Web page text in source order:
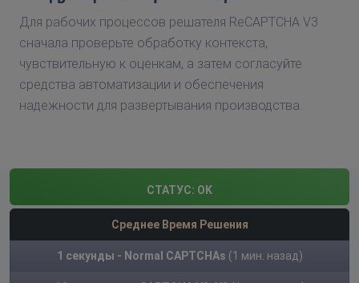
Для рабочих процессов решателя ReCAPTCHA V3
сначала проверьте обработку контекста,
чувствительную к оценкам, а затем согласуйте
средства автоматизации и обеспечения
надежности для развертывания производства.
СТАТУС: OK
Среднее Время Решения
1 секунды - Normal CAPTCHAs (1 мин. назад)